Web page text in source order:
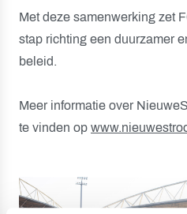
Met deze samenwerking zet
stap richting een duurzamer
beleid.
Meer informatie over
te vinden op